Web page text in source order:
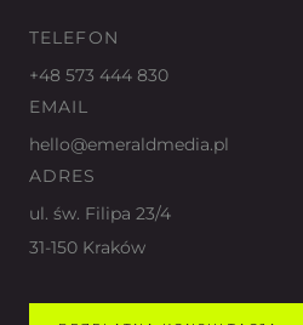
TELEFON
+48 573 444 830
EMAIL
hello@emeraldmedia.pl
ADRES
ul. św. Filipa 23/4
31-150 Kraków